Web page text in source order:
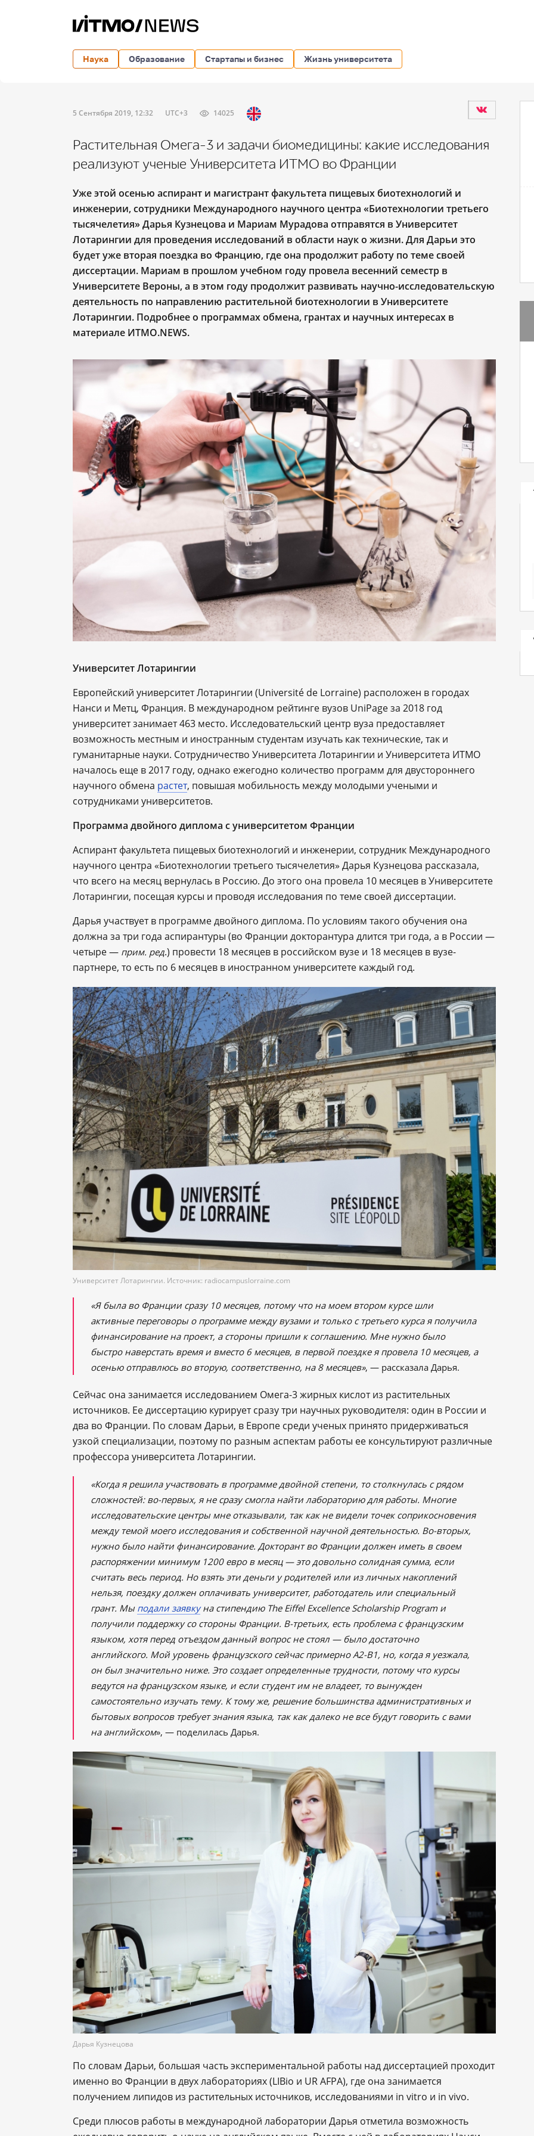
Наука Образование Стартапы и бизнес Жизнь университета
5 Сентября 2019, 12:32 UTC+3 14025
Растительная Омега-3 и задачи биомедицины: какие исследования
реализуют ученые Университета ИТМО во Франции
Уже этой осенью аспирант и магистрант факультета пищевых биотехнологий и
инженерии, сотрудники Международного научного центра «Биотехнологии третьего
тысячелетия» Дарья Кузнецова и Мариам Мурадова отправятся в Университет
Лотарингии для проведения исследований в области наук о жизни. Для Дарьи это
будет уже вторая поездка во Францию, где она продолжит работу по теме своей
диссертации. Мариам в прошлом учебном году провела весенний семестр в
Университете Вероны, а в этом году продолжит развивать научно-исследовательскую
деятельность по направлению растительной биотехнологии в Университете
Лотарингии. Подробнее о программах обмена, грантах и научных интересах в
материале ИТМО.NEWS.
Университет Лотарингии
Европейский университет Лотарингии (Université de Lorraine) расположен в городах
Нанси и Метц, Франция. В международном рейтинге вузов UniPage за 2018 год
университет занимает 463 место. Исследовательский центр вуза предоставляет
возможность местным и иностранным студентам изучать как технические, так и
гуманитарные науки. Сотрудничество Университета Лотарингии и Университета ИТМО
началось еще в 2017 году, однако ежегодно количество программ для двустороннего
научного обмена растет, повышая мобильность между молодыми учеными и
сотрудниками университетов.
Программа двойного диплома с университетом Франции
Аспирант факультета пищевых биотехнологий и инженерии, сотрудник Международного
научного центра «Биотехнологии третьего тысячелетия» Дарья Кузнецова рассказала,
что всего на месяц вернулась в Россию. До этого она провела 10 месяцев в Университете
Лотарингии, посещая курсы и проводя исследования по теме своей диссертации.
Дарья участвует в программе двойного диплома. По условиям такого обучения она
должна за три года аспирантуры (во Франции докторантура длится три года, а в России —
четыре — прим. ред.) провести 18 месяцев в российском вузе и 18 месяцев в вузе-
партнере, то есть по 6 месяцев в иностранном университете каждый год.
Университет Лотарингии. Источник: radiocampuslorraine.com
«Я была во Франции сразу 10 месяцев, потому что на моем втором курсе шли
активные переговоры о программе между вузами и только с третьего курса я получила
финансирование на проект, а стороны пришли к соглашению. Мне нужно было
быстро наверстать время и вместо 6 месяцев, в первой поездке я провела 10 месяцев, а
осенью отправлюсь во вторую, соответственно, на 8 месяцев», — рассказала Дарья.
Сейчас она занимается исследованием Омега-3 жирных кислот из растительных
источников. Ее диссертацию курирует сразу три научных руководителя: один в России и
два во Франции. По словам Дарьи, в Европе среди ученых принято придерживаться
узкой специализации, поэтому по разным аспектам работы ее консультируют различные
профессора университета Лотарингии.
«Когда я решила участвовать в программе двойной степени, то столкнулась с рядом
сложностей: во-первых, я не сразу смогла найти лабораторию для работы. Многие
исследовательские центры мне отказывали, так как не видели точек соприкосновения
между темой моего исследования и собственной научной деятельностью. Во-вторых,
нужно было найти финансирование. Докторант во Франции должен иметь в своем
распоряжении минимум 1200 евро в месяц — это довольно солидная сумма, если
считать весь период. Но взять эти деньги у родителей или из личных накоплений
нельзя, поездку должен оплачивать университет, работодатель или специальный
грант. Мы подали заявкуна стипендию The Eiffel Excellence Scholarship Program и
получили поддержку со стороны Франции. В-третьих, есть проблема с французским
языком, хотя перед отъездом данный вопрос не стоял — было достаточно
английского. Мой уровень французского сейчас примерно А2-B1, но, когда я уезжала,
он был значительно ниже. Это создает определенные трудности, потому что курсы
ведутся на французском языке, и если студент им не владеет, то вынужден
самостоятельно изучать тему. К тому же, решение большинства административных и
бытовых вопросов требует знания языка, так как далеко не все будут говорить с вами
на английском», — поделилась Дарья.
Дарья Кузнецова
По словам Дарьи, большая часть экспериментальной работы над диссертацией проходит
именно во Франции в двух лабораториях (LIBio и UR AFPA), где она занимается
получением липидов из растительных источников, исследованиями in vitro и in vivo.
Среди плюсов работы в международной лаборатории Дарья отметила возможность